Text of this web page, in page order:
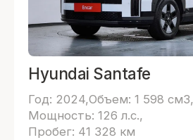
Hyundai Santafe
Год: 2024 Объем: 1 598 см3
Мощность: 126 л.с.
Пробег: 41 328 км